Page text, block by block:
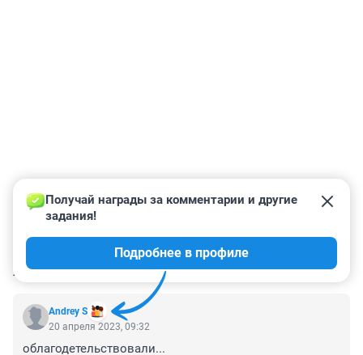
КОММЕНТАРИИ 34
Andrey S
Получай награды за комментарии и другие
задания!
Подробнее в профиле
20 апреля 2023, 09:32
облагодетельствовали...